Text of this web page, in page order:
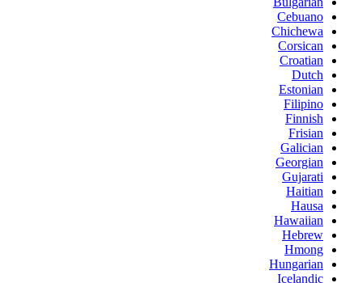
Cebuano
Chichewa
Corsican
Croatian
Dutch
Estonian
Filipino
Finnish
Frisian
Galician
Georgian
Gujarati
Haitian
Hausa
Hawaiian
Hebrew
Hmong
Hungarian
Icelandic